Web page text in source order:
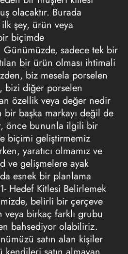
olacaktır. Burada
şey, ürün veya
biçimde
Günümüzde, sadece tek bir
bir ürün olması ihtimali
biz mesela porselen
bizi diğer porselen
özellik veya değer nedir
başka markayı değil de
önce bununla ilgili bir
biçimi geliştirmemiz
yaratıcı olmamız ve
ve gelişmelere ayak
esnek bir planlama
1- Hedef Kitlesi Belirlemek
belirli bir çerçeve
birkaç farklı grubu
bahsediyor olabiliriz.
satın alan kişiler